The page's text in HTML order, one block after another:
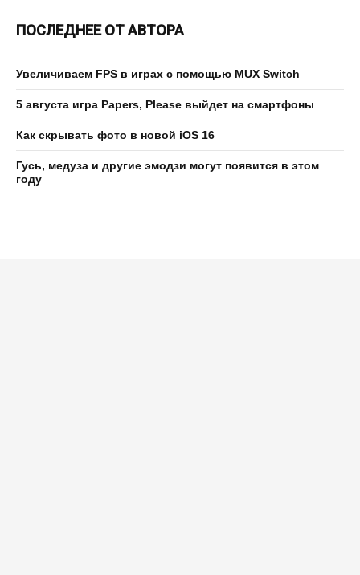
ПОСЛЕДНЕЕ ОТ АВТОРА
Увеличиваем FPS в играх с помощью MUX Switch
5 августа игра Papers, Please выйдет на смартфоны
Как скрывать фото в новой iOS 16
Гусь, медуза и другие эмодзи могут появится в этом
году